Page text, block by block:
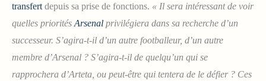
transfertdepuis sa prise de fonctions. « Il sera intéressant de voir
quelles prioritésArsenal privilégiera dans sa recherche d’un
successeur. S’agira-t-il d’un autre footballeur, d’un autre
membre d’Arsenal ? S’agira-t-il de quelqu’un qui se
rapprochera d’Arteta, ou peut-être qui tentera de le défier ? Ces